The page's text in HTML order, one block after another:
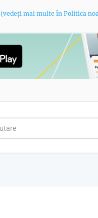
(vedeți mai multe în Politica